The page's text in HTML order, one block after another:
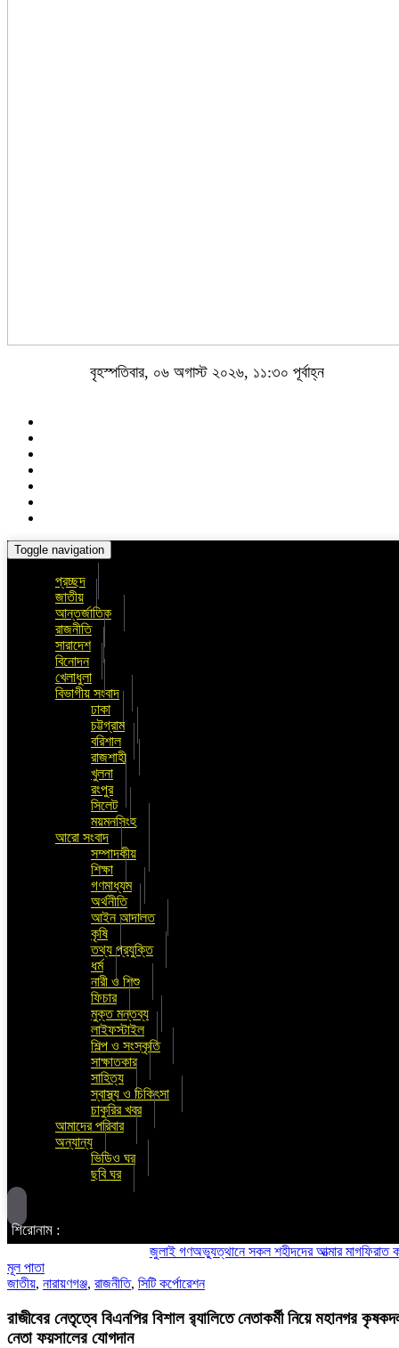
বৃহস্পতিবার, ০৬ অগাস্ট ২০২৬, ১১:৩০ পূর্বাহ্ন
Toggle navigation
প্রচ্ছদ
জাতীয়
আন্তর্জাতিক
রাজনীতি
সারাদেশ
বিনোদন
খেলাধুলা
বিভাগীয় সংবাদ
ঢাকা
চট্টগ্রাম
বরিশাল
রাজশাহী
খুলনা
রংপুর
সিলেট
ময়মনসিংহ
আরো সংবাদ
সম্পাদকীয়
শিক্ষা
গণমাধ্যম
অর্থনীতি
আইন আদালত
কৃষি
তথ্য প্রযুক্তি
ধর্ম
নারী ও শিশু
ফিচার
মুক্ত মন্তব্য
লাইফস্টাইল
শিল্প ও সংস্কৃতি
সাক্ষাতকার
সাহিত্য
স্বাস্থ্য ও চিকিৎসা
চাকুরির খবর
আমাদের পরিবার
অন্যান্য
ভিডিও ঘর
ছবি ঘর
শিরোনাম :
জুলাই গণঅভ্যুত্থানে সকল শহীদদের আত্মার মাগফিরাত কামনায়
মূল পাতা
জাতীয়, নারায়ণগঞ্জ, রাজনীতি, সিটি কর্পোরেশন
রাজীবের নেতৃত্বে বিএনপির বিশাল র‍্যালিতে নেতাকর্মী নিয়ে মহানগর
নেতা ফয়সালের যোগদান